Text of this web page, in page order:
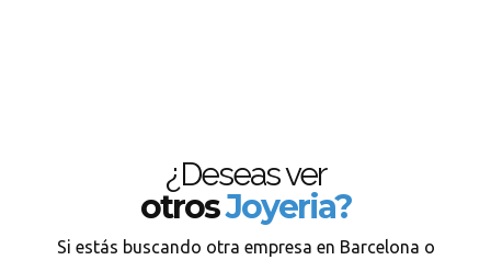
¿Deseas ver
otrosJoyeria?
Si estás buscando otra empresa en Barcelona o